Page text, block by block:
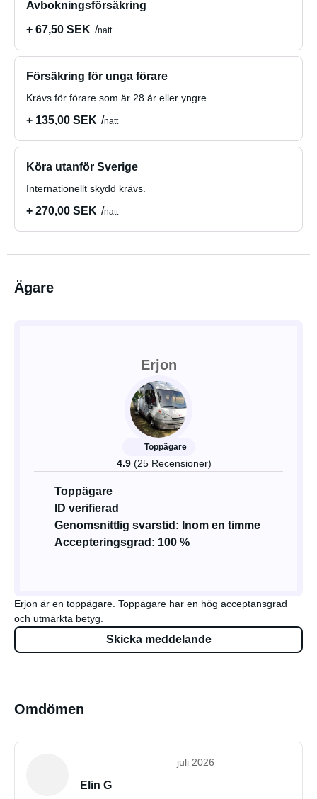
Avbokningsförsäkring
+ 67,50 SEK
natt
Försäkring för unga förare
Krävs för förare som är 28 år eller yngre.
+ 135,00 SEK natt
Köra utanför Sverige
Internationellt skydd krävs.
+ 270,00 SEK natt
Ägare
Erjon
Toppägare
4.9 (25 Recensioner)
Toppägare
ID verifierad
Genomsnittlig svarstid: Inom en timme
Accepteringsgrad: 100 %
Erjon är en toppägare. Toppägare har en hög acceptansgrad
och utmärkta betyg.
Skicka meddelande
Omdömen
juli 2026
Elin G